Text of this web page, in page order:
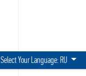
Select Your Language: RU